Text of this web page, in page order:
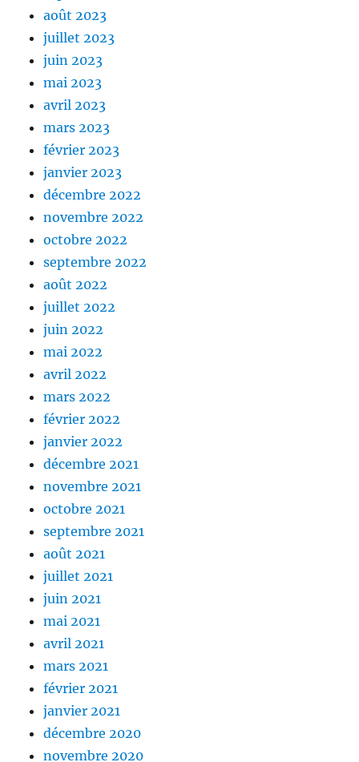
août 2023
juillet 2023
juin 2023
mai 2023
avril 2023
mars 2023
février 2023
janvier 2023
décembre 2022
novembre 2022
octobre 2022
septembre 2022
août 2022
juillet 2022
juin 2022
mai 2022
avril 2022
mars 2022
février 2022
janvier 2022
décembre 2021
novembre 2021
octobre 2021
septembre 2021
août 2021
juillet 2021
juin 2021
mai 2021
avril 2021
mars 2021
février 2021
janvier 2021
décembre 2020
novembre 2020